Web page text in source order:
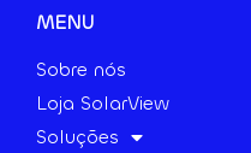
MENU
Sobre nós
Loja SolarView
Soluções